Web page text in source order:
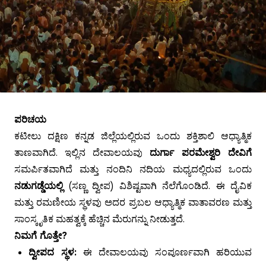
ಪರಿಚಯ
ಕಟೀಲು ದಕ್ಷಿಣ ಕನ್ನಡ ಜಿಲ್ಲೆಯಲ್ಲಿರುವ ಒಂದು ಶಕ್ತಿಶಾಲಿ ಆಧ್ಯಾತ್ಮಿಕ
ತಾಣವಾಗಿದೆ. ಇಲ್ಲಿನ ದೇವಾಲಯವು ದುರ್ಗಾ ಪರಮೇಶ್ವರಿ ದೇವಿಗೆ
ಸಮರ್ಪಿತವಾಗಿದೆ ಮತ್ತು ನಂದಿನಿ ನದಿಯ ಮಧ್ಯದಲ್ಲಿರುವ ಒಂದು
ನಡುಗಡ್ಡೆಯಲ್ಲಿ(ಸಣ್ಣ ದ್ವೀಪ) ವಿಶಿಷ್ಟವಾಗಿ ನೆಲೆಗೊಂಡಿದೆ. ಈ ದೈವಿಕ
ಮತ್ತು ರಮಣೀಯ ಸ್ಥಳವು ಅದರ ಪ್ರಬಲ ಆಧ್ಯಾತ್ಮಿಕ ವಾತಾವರಣ ಮತ್ತು
ಸಾಂಸ್ಕೃತಿಕ ಮಹತ್ವಕ್ಕೆ ಹೆಚ್ಚಿನ ಮೆರುಗನ್ನು ನೀಡುತ್ತದೆ.
ನಿಮಗೆ ಗೊತ್ತೇ?
ದ್ವೀಪದ ಸ್ಥಳ: ಈ ದೇವಾಲಯವು ಸಂಪೂರ್ಣವಾಗಿ ಹರಿಯುವ